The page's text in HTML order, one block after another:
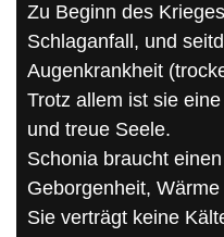
Zu Beginn des
Schlaganfall, und
Augenkrankheit
Trotz allem ist sie
und treue Seele.
Schonia braucht
Geborgenheit,
Sie verträgt keine